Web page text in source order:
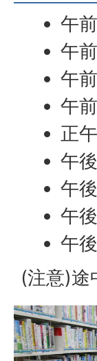
午
午
午
午
正
午
午
午
午
(注意)